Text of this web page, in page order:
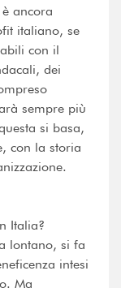
ancora
italiano, se
con il
dei
sempre più
si basa,
con la storia
Italia?
lontano, si fa
intesi
Ma